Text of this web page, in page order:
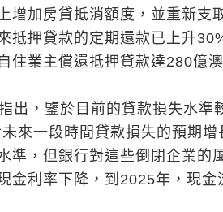
增加房貸抵消額度，並重新支
抵押貸款的定期還款已上升
住業主償還抵押貸款達280億澳
出，鑒於目前的貸款損失水準
來一段時間貸款損失的預期增
準，但銀行對這些倒閉企業的
金利率下降，到2025年，現金